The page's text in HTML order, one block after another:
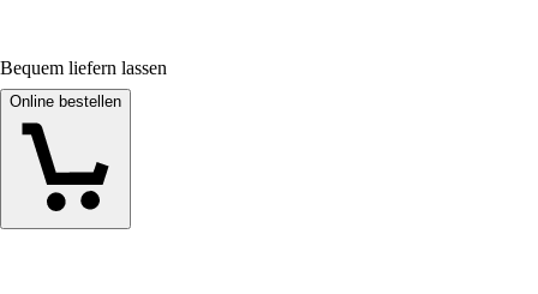
Bequem liefern lassen
Online bestellen